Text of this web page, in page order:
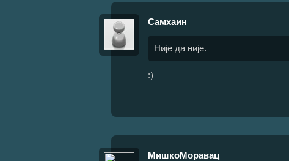
Самхаин
Није да није.
:)
МишкоМоравац